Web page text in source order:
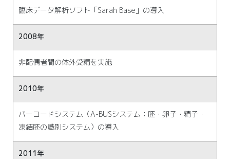
臨床データ解析ソフト「Sarah Base」の導入
2008年
非配偶者間の体外受精を実施
2010年
バーコードシステム（A-BUSシステム：胚・卵子・精子・
凍結胚の識別システム）の導入
2011年